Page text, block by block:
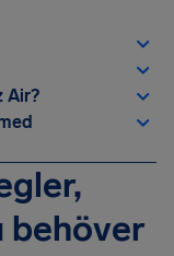
Air?
behöver